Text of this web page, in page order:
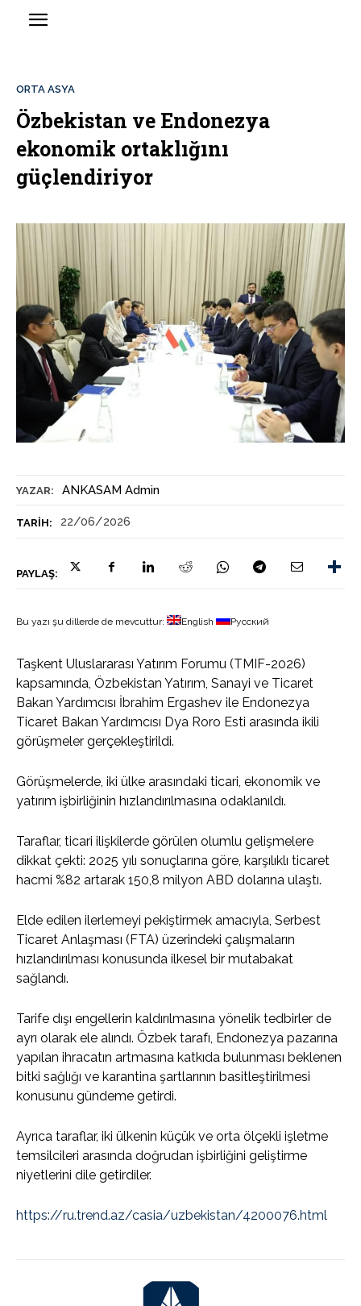
YAZAR: ANKASAM Admin
TARIH: 22/06/2026
PAYLAŞ:
ORTA ASYA
Özbekistan ve Endonezya
ekonomik ortaklığını
güçlendiriyor
Bu yazı şu dillerde de mevcuttur: English Русский
Taşkent Uluslararası Yatırım Forumu (TMIF-2026)
kapsamında, Özbekistan Yatırım, Sanayi ve Ticaret
Bakan Yardımcısı İbrahim Ergashev ile Endonezya
Ticaret Bakan Yardımcısı Dya Roro Esti arasında ikili
görüşmeler gerçekleştirildi.
Görüşmelerde, iki ülke arasındaki ticari, ekonomik ve
yatırım işbirliğinin hızlandırılmasına odaklanıldı.
Taraflar, ticari ilişkilerde görülen olumlu gelişmelere
dikkat çekti: 2025 yılı sonuçlarına göre, karşılıklı ticaret
hacmi %82 artarak 150,8 milyon ABD dolarına ulaştı.
Elde edilen ilerlemeyi pekiştirmek amacıyla, Serbest
Ticaret Anlaşması (FTA) üzerindeki çalışmaların
hızlandırılması konusunda ilkesel bir mutabakat
sağlandı.
Tarife dışı engellerin kaldırılmasına yönelik tedbirler de
ayrı olarak ele alındı. Özbek tarafı, Endonezya pazarına
yapılan ihracatın artmasına katkıda bulunması beklenen
bitki sağlığı ve karantina şartlarının basitleştirilmesi
konusunu gündeme getirdi.
Ayrıca taraflar, iki ülkenin küçük ve orta ölçekli işletme
temsilcileri arasında doğrudan işbirliğini geliştirme
niyetlerini dile getirdiler.
https://ru.trend.az/casia/uzbekistan/4200076.html